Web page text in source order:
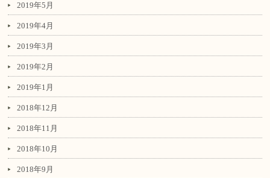
2019年5月
2019年4月
2019年3月
2019年2月
2019年1月
2018年12月
2018年11月
2018年10月
2018年9月